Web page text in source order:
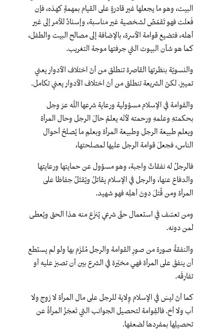
البيت، وهو ما يجعلها غير قادرةٍ على القيام بمهمةٍ كهذه، فإن
فَعلت فهو تَقمّصٌ لشخصية غير مناسبة، وإسنادٌ للأمر إلى غير
أهله، فتضيع قوامة الأسرة، بالإضافة إلى مصالح البيت والطفل،
كما هو شأن البيوت التي جرفتها موجة التغريب.
والنسويّة بنظرتها القاصرة تنطلق من أنّ اختلاف الأدوار يعني
تمييز. لكنّ الشريعة تنطلق من أنّ اختلاف الأدوار يعني تكامل.
والقوامة في الإسلام مسؤولية ورعاية شرعها الله عز وجل
بحكمتهِ وعلمهِ ورحمته لأنّه يعلمُ حالَ الرجل وحال المرأة
ويعلم طبيعة الرجل وطبيعة المرأة وبعلمِ ما يُصلحُ أحوال
الناس، فجعلَ قوامة الرجل عليها لمصلحتها،
فالرجلُ له نفقاتٌ واجبة، وهو مسؤول عن حمايتها ورعايتها
والدفاع عنها، والرجل في الإسلام يقاتلُ ويُقتَلُ حِفاظا على
المرأة ومن قُتلَ دونَ أهلِه فهو شهيد.
ومن تعسّف في استعمال حقّ شرعي يُنزَع منه هذا الحق ويُعطى
لمن دونه.
والنفقةُ صورة من صورِ القوامة والرجل مُلزَم بها ولو لم يستطع
أن ينفقَ على المرأة فهي مخيّرة في الشرع بين أن تصبرَ عليه أو
تفارقَه.
كما أنّ ليسَ في الإسلام وِلاية للرجل على مال المرأة لا زوج ولا
أب ولا أخ. فالقِوامة لتحصيل الجوانب التي تَعجَزُ المرأةُ عن
تحصيلِها بمفردها لضعفها.